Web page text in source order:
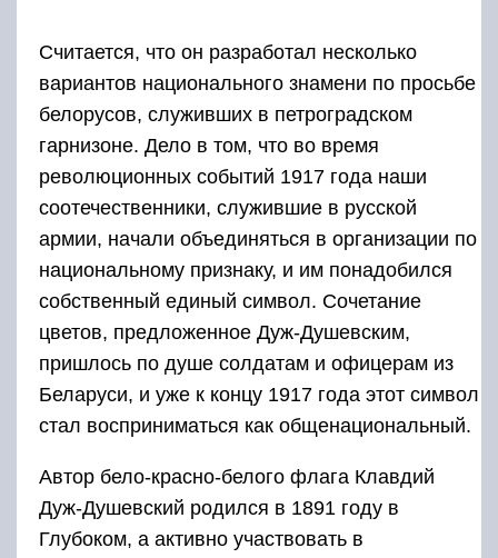
Считается, что он разработал несколько
вариантов национального знамени по просьбе
белорусов, служивших в петроградском
гарнизоне. Дело в том, что во время
революционных событий 1917 года наши
соотечественники, служившие в русской
армии, начали объединяться в организации по
национальному признаку, и им понадобился
собственный единый символ. Сочетание
цветов, предложенное Дуж-Душевским,
пришлось по душе солдатам и офицерам из
Беларуси, и уже к концу 1917 года этот символ
стал восприниматься как общенациональный.
Автор бело-красно-белого флага Клавдий
Дуж-Душевский родился в 1891 году в
Глубоком, а активно участвовать в